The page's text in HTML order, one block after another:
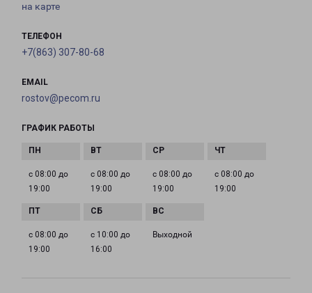
на карте
ТЕЛЕФОН
+7(863) 307-80-68
EMAIL
rostov@pecom.ru
ГРАФИК РАБОТЫ
с 08:00 до
19:00
с 08:00 до
19:00
с 08:00 до
19:00
с 08:00 до
19:00
с 08:00 до
19:00
с 10:00 до
16:00
Выходной